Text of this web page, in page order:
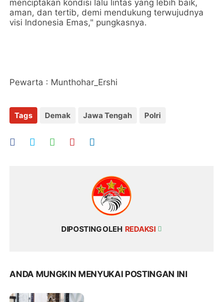
menciptakan kondisi lalu lintas yang lebih baik,
aman, dan tertib, demi mendukung terwujudnya
visi Indonesia Emas," pungkasnya.
Pewarta : Munthohar_Ershi
Tags Demak Jawa Tengah Polri
DIPOSTING OLEH REDAKSI
ANDA MUNGKIN MENYUKAI POSTINGAN INI